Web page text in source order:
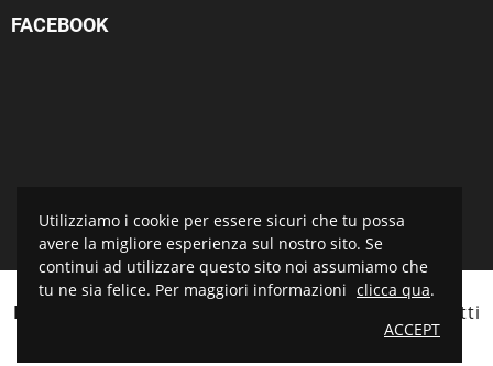
FACEBOOK
BOTTEGA D'ARTE SALVADORI
© 2021 Tutti i diritti
Piramedia.it
Utilizziamo i cookie per essere sicuri che tu possa
avere la migliore esperienza sul nostro sito. Se
continui ad utilizzare questo sito noi assumiamo che
tu ne sia felice. Per maggiori informazioni clicca qua.
ACCEPT